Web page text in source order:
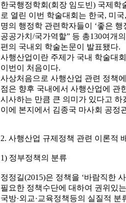
한국행정학회(회장 임도빈) 국제학
로 열린 이번 학술대회는 한국, 미
명의 행정학 관련학자들이 ‘좋은
공공가치/국가역할” 등 총130여개
편의 국내외 학술논문이 발표됐다.
사행산업이란 주제가 국내 학술대
이번이 처음이다.
사상처음으로 사행산업 관련 정책
점은 향후 국내에서 사행산업에 관
시사하는 만큼 큰 의미가 있다고 하
이에 본지에서 김종국 마사회 공정
2. 사행산업 규제정책 관련 이론적
1) 정부정책의 분류
정정길(2015)은 정책을 ‘바람직한
필요한 정책수단에 대하여 권위있
국방·외교·교육정책등의 실질적